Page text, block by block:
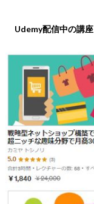
Udemy配信中の講座